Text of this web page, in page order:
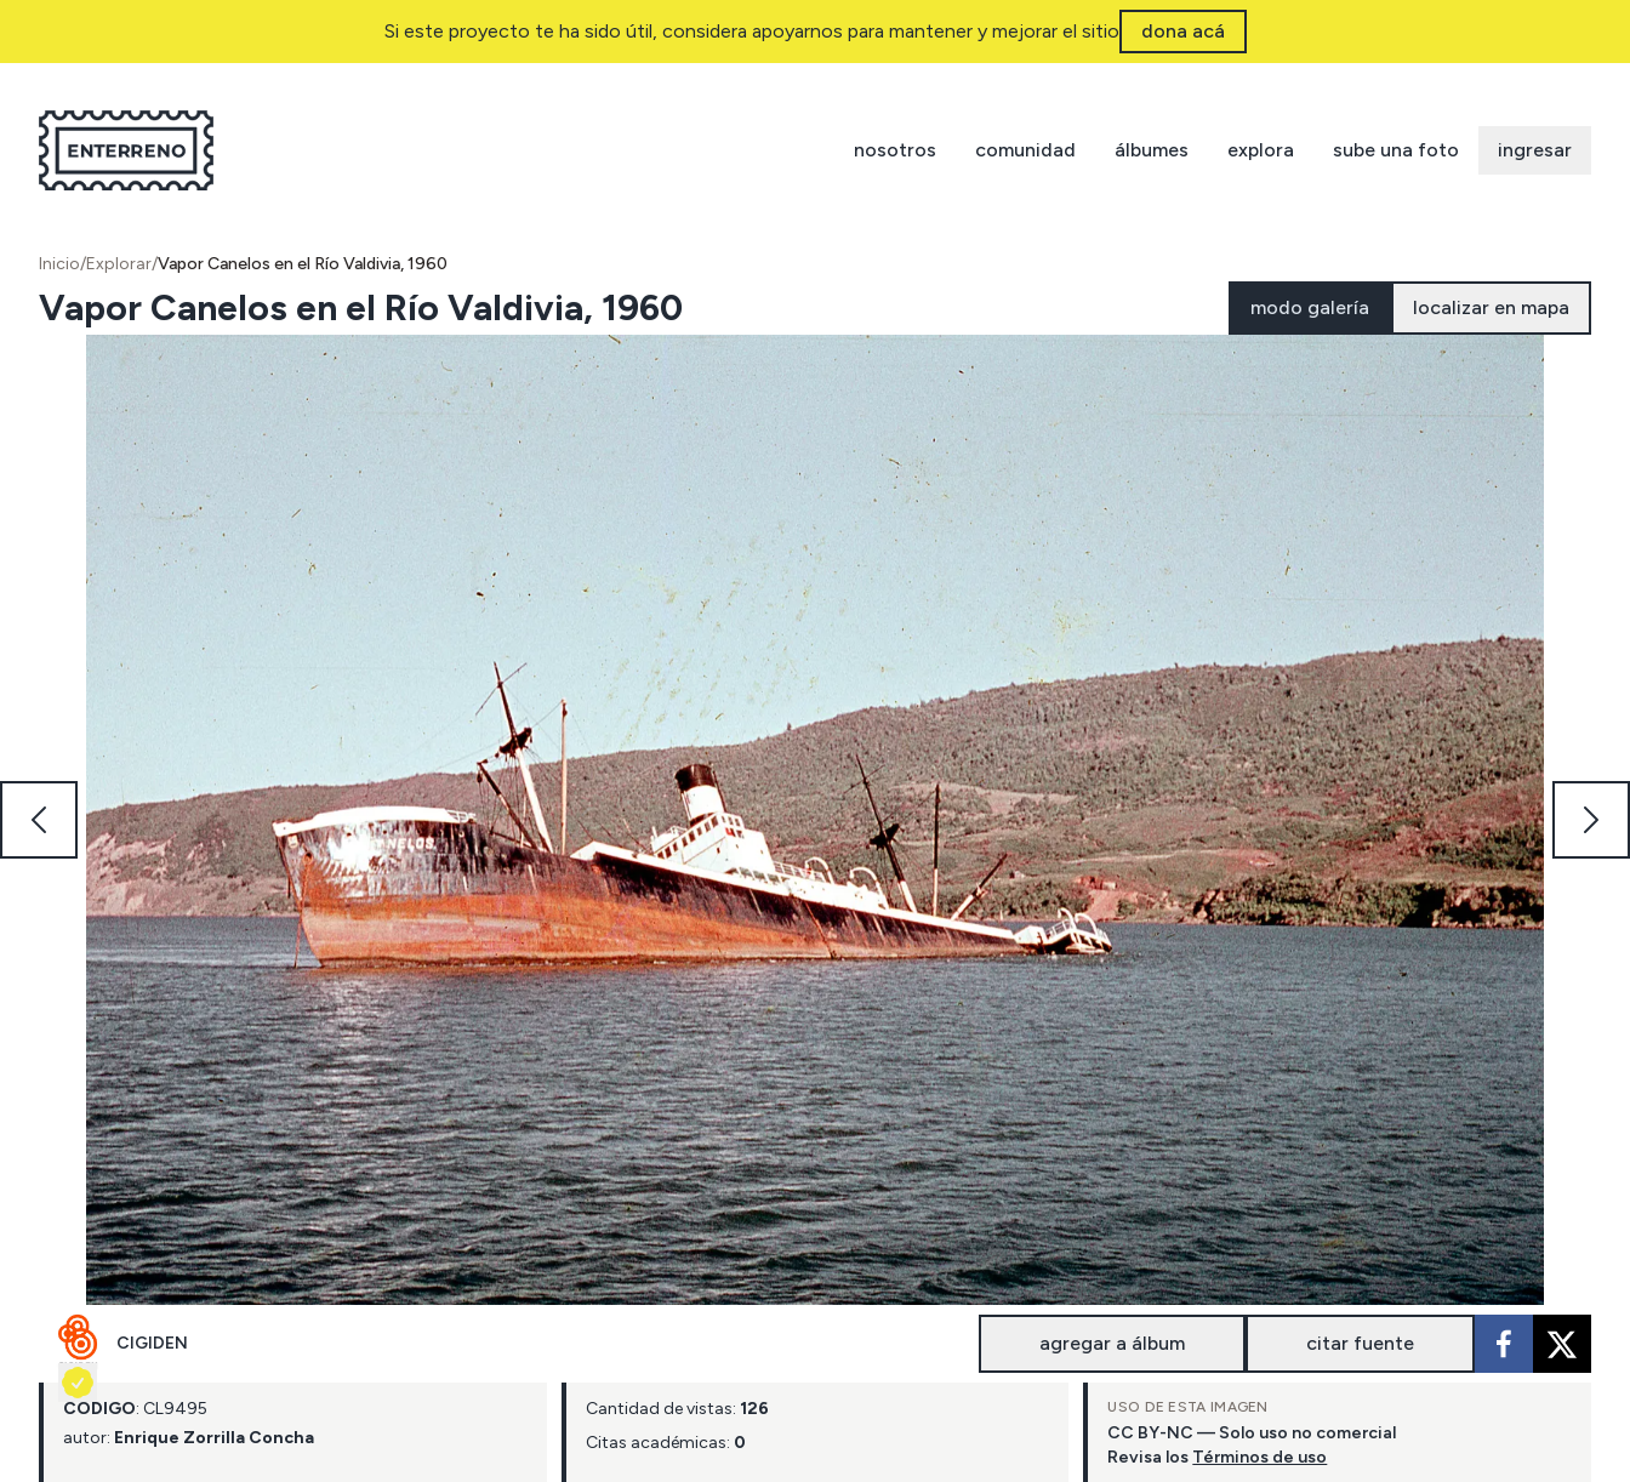
Si este proyecto te ha sido útil, considera apoyarnos para mantener y mejorar el sitio dona acá
nosotros comunidad álbumes explora sube una foto ingresar
Inicio/Explorar/Vapor Canelos en el Río Valdivia, 1960
Vapor Canelos en el Río Valdivia, 1960 modo galería localizar en mapa
CIGIDEN agregar a álbum citar fuente
CÓDIGO: CL9495
autor: Enrique Zorrilla Concha
Cantidad de vistas: 126
Citas académicas: 0
USO DE ESTA IMAGEN
CC BY-NC — Solo uso no comercial
Revisa los Términos de uso